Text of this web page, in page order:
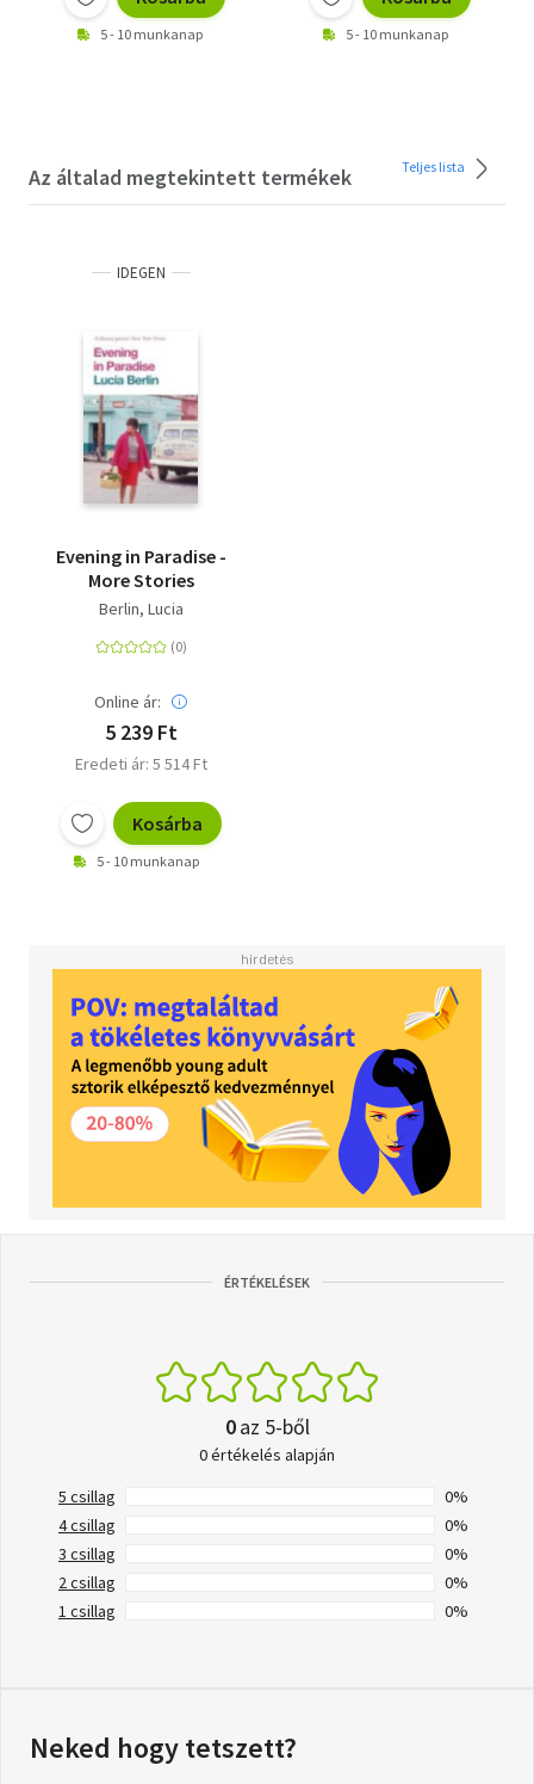
5 - 10 munkanap 5 - 10 munkanap
Az általad megtekintett termékek Teljes lista
IDEGEN
Evening in Paradise -
More Stories
Berlin, Lucia
Online ár:
5 239 Ft
Eredeti ár: 5 514 Ft
Kosárba
5 - 10 munkanap
ÉRTÉKELÉSEK
0az 5-ből
0 értékelés alapján
5 csillag
0%
4 csillag
0%
3 csillag
0%
2 csillag
0%
1 csillag
0%
Neked hogy tetszett?